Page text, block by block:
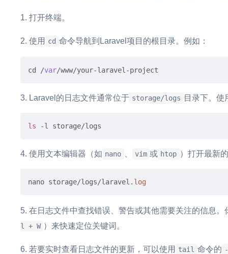
打开终端。
使用 cd 命令导航到Laravel项目的根目录。例如：
cd /var
Laravel的日志文件通常位于 storage/logs 目录下。使
ls
使用文本编辑器（如 nano vim 或 htop ）打开最新
nano storage/logs/laravel. log
在日志文件中查找错误、警告或其他需要关注的信息
l + W ）来快速定位关键词。
若要实时查看日志文件的更新，可以使用 tail 命令的